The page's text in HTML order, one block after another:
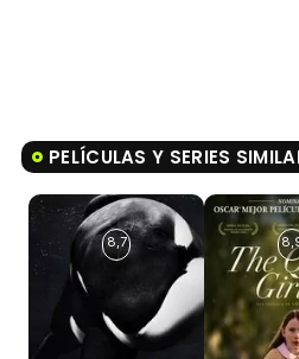
PELÍCULAS Y SERIES
8,7